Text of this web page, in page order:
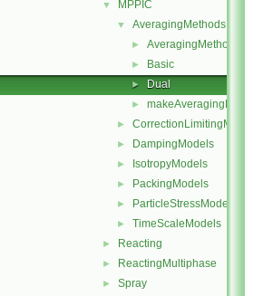
▼ MPPIC
▼ AveragingMethods
► AveragingMethod
► Basic
► Dual
► makeAveragingMethods.C
► CorrectionLimitingMethods
► DampingModels
► IsotropyModels
► PackingModels
► ParticleStressModels
► TimeScaleModels
► Reacting
► ReactingMultiphase
► Spray